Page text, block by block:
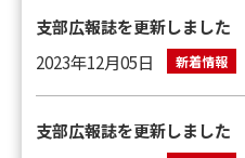
支部広報誌を更新しました
2023年12月05日
新着情報
支部広報誌を更新しました